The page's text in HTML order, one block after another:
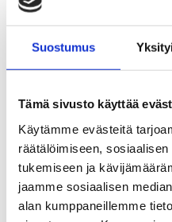
Suostumus
Tämä sivusto käyttää
Käytämme evästeitä
räätälöimiseen,
tukemiseen ja
jaamme sosiaalisen
alan kumppaneillemme
Sähköverkon
Vikapalvelu ja
Yritystietoa
Sähköntuotanto
Tietoa Rauman
Vuosikertomukset